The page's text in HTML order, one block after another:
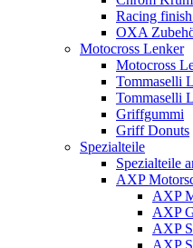
Racing
OXA
Motocross Lenker
Motocross
Tommaselli
Tommaselli
Griffgummi
Griff Donuts
Spezialteile
Spezialteile
AXP
AXP
AXP
AXP
AXP